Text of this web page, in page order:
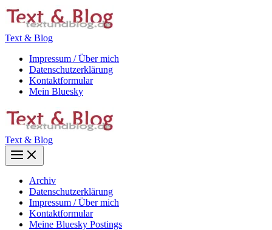
Zum
Inhalt
Text & Blog
Impressum / Über mich
Datenschutzerklärung
Kontaktformular
Mein Bluesky
Text & Blog
Main
Menu
Archiv
Datenschutzerklärung
Impressum / Über mich
Kontaktformular
Meine Bluesky Postings